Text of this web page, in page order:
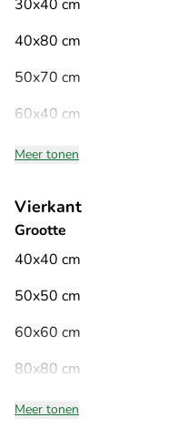
30x40 cm
40x80 cm
50x70 cm
60x40 cm
Meer tonen
Vierkant
Grootte
40x40 cm
50x50 cm
60x60 cm
80x80 cm
Meer tonen